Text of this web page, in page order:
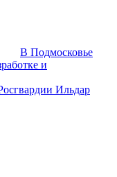
В Подмосковье
и
Ильдар